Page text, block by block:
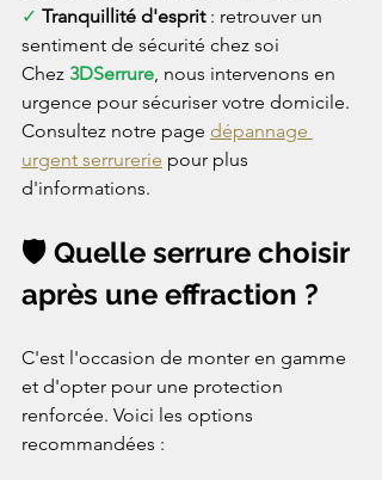
✓ Tranquillité d'esprit : retrouver un
sentiment de sécurité chez soi
Chez 3DSerrure , nous intervenons en
urgence pour sécuriser votre domicile.
Consultez notre page dépannage
urgent serrurerie pour plus
d'informations.
🛡️ Quelle serrure choisir
après une effraction ?
C'est l'occasion de monter en gamme
et d'opter pour une protection
renforcée. Voici les options
recommandées :